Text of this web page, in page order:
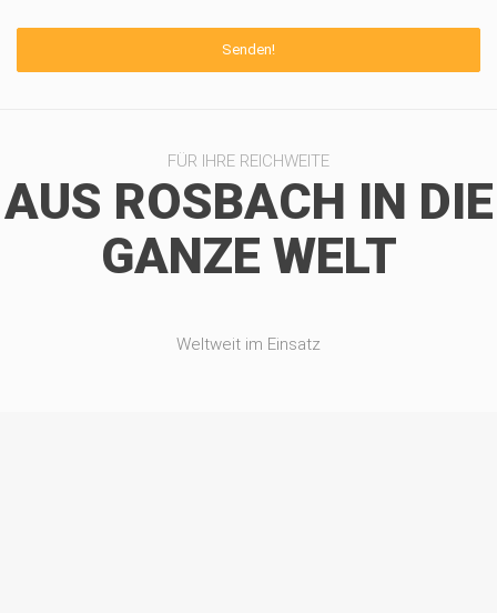
FÜR IHRE REICHWEITE
AUS ROSBACH IN DIE
GANZE WELT
Weltweit im Einsatz